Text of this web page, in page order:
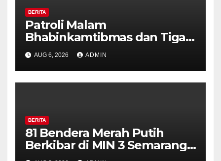
BERITA
Patroli Malam
Bhabinkamtibmas dan Tiga
Pilar Kelurahan Ungaran
Perkuat Kamtibmas, Warga
Diajak Aktifkan Ronda
AUG 6, 2026 ADMIN
BERITA
81 Bendera Merah Putih
Berkibar di MIN 3 Semarang,
Bhabinkamtibmas Desa